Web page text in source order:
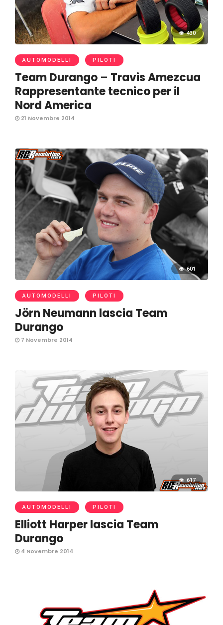
430
AUTOMODELLI PILOTI
Team Durango – Travis Amezcua
Rappresentante tecnico per il
Nord America
21 Novembre 2014
601
AUTOMODELLI PILOTI
Jörn Neumann lascia Team
Durango
7 Novembre 2014
617
AUTOMODELLI PILOTI
Elliott Harper lascia Team
Durango
4 Novembre 2014